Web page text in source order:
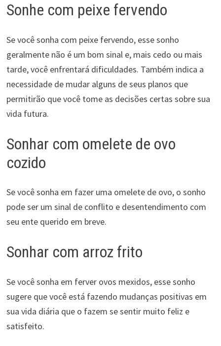
Sonhe com peixe fervendo
Se você sonha com peixe fervendo, esse sonho
geralmente não é um bom sinal e, mais cedo ou mais
tarde, você enfrentará dificuldades. Também indica a
necessidade de mudar alguns de seus planos que
permitirão que você tome as decisões certas sobre sua
vida futura.
Sonhar com omelete de ovo
cozido
Se você sonha em fazer uma omelete de ovo, o sonho
pode ser um sinal de conflito e desentendimento com
seu ente querido em breve.
Sonhar com arroz frito
Se você sonha em ferver ovos mexidos, esse sonho
sugere que você está fazendo mudanças positivas em
sua vida diária que o fazem se sentir muito feliz e
satisfeito.